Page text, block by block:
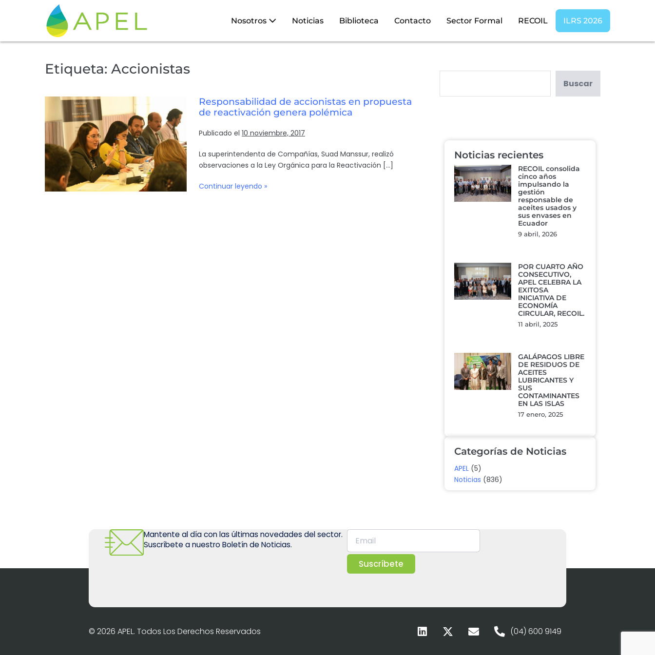
Nosotros Noticias Biblioteca Contacto Sector Formal RECOIL ILRS 2026
Etiqueta: Accionistas
Responsabilidad de accionistas en propuesta
de reactivación genera polémica
Publicado el 10 noviembre, 2017
La superintendenta de Compañías, Suad Manssur, realizó
observaciones a la Ley Orgánica para la Reactivación […]
Continuar leyendo »
Buscar
Noticias recientes
RECOIL consolida
cinco años
impulsando la
gestión
responsable de
aceites usados y
sus envases en
Ecuador
9 abril, 2026
POR CUARTO AÑO
CONSECUTIVO,
APEL CELEBRA LA
EXITOSA
INICIATIVA DE
ECONOMÍA
CIRCULAR, RECOIL.
11 abril, 2025
GALÁPAGOS LIBRE
DE RESIDUOS DE
ACEITES
LUBRICANTES Y
SUS
CONTAMINANTES
EN LAS ISLAS
17 enero, 2025
Categorías de Noticias
APEL(5)
Noticias (836)
Mantente al día con las últimas novedades del sector.
Suscríbete a nuestro Boletín de Noticias.
Suscríbete
© 2026 APEL. Todos Los Derechos Reservados (04) 600 9149